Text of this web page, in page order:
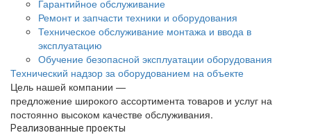
Гарантийное обслуживание
Ремонт и запчасти техники и оборудования
Техническое обслуживание монтажа и ввода в
эксплуатацию
Обучение безопасной эксплуатации оборудования
Технический надзор за оборудованием на объекте
Цель нашей компании —
предложение широкого ассортимента товаров и услуг на
постоянно высоком качестве обслуживания.
Реализованные проекты